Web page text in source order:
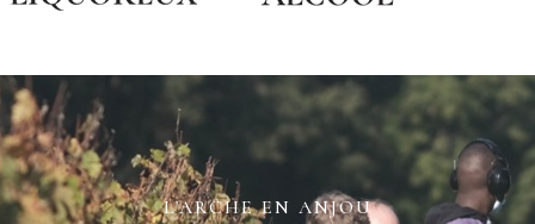
L'ARCHE EN ANJOU